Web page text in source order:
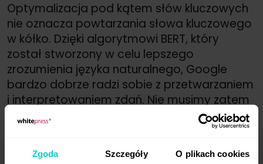
Zgoda Szczegóły O plikach cookies
Optymalizacja pod kątem słów kluczowych
nie oznacza powtarzania słowa kluczowego
w kółko. Dzięki algorytmowi BERT, który
został stworzony w celu lepszego
zrozumienia języka naturalnego, Google
bardzo dobrze radzi sobie z przetwarzaniem
i interpretowaniem zdań. Nie musimy zatem
wypełniać treści słowami kluczowymi,
by roboty wyszukiwarki zrozumiały, o czym